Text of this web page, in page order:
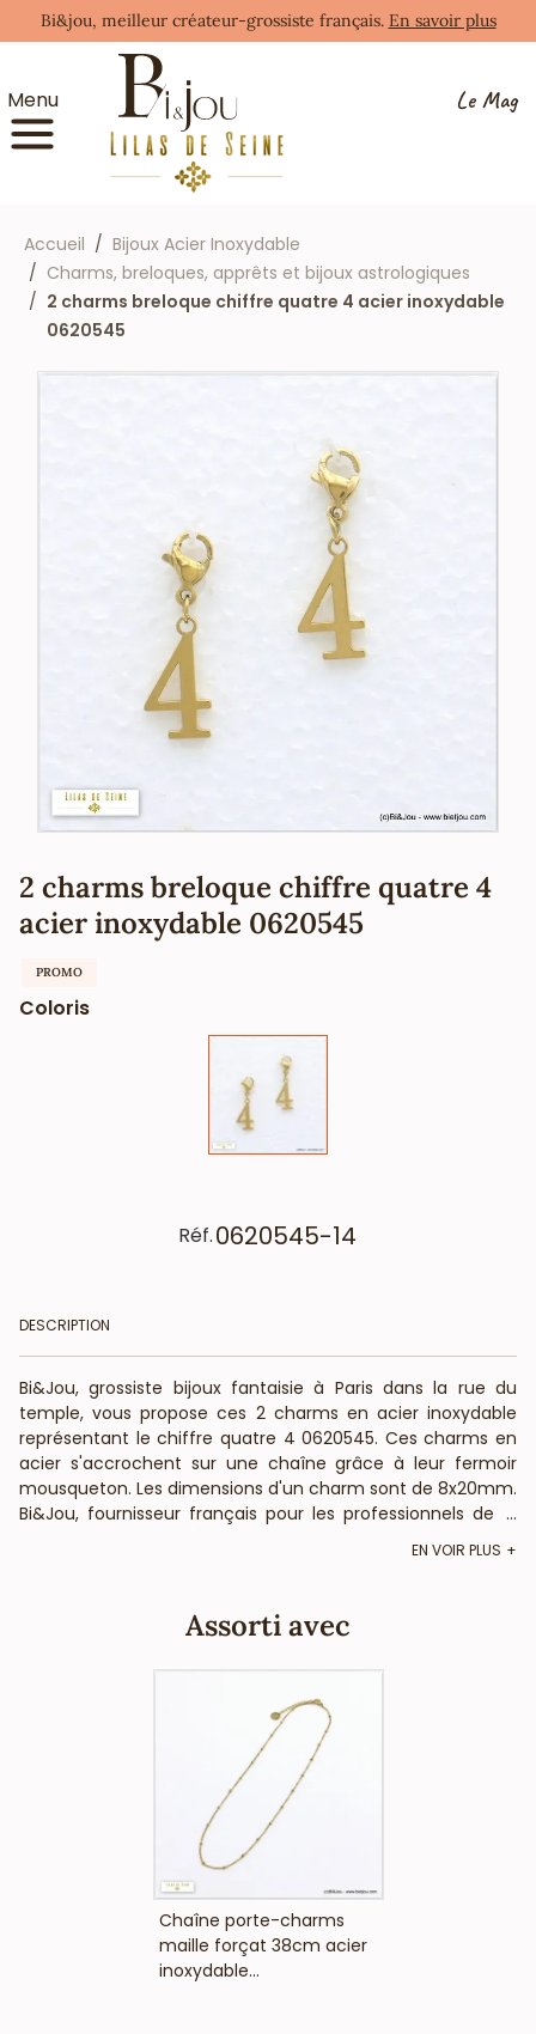
Bi&jou, meilleur créateur-grossiste français. En savoir plus
Menu Le Mag
Accueil
Bijoux Acier Inoxydable
Charms, breloques, apprêts et bijoux astrologiques
2 charms breloque chiffre quatre 4 acier inoxydable
0620545
2 charms breloque chiffre quatre 4
acier inoxydable 0620545
PROMO
Coloris
Réf.0620545-14
DESCRIPTION
Bi&Jou, grossiste bijoux fantaisie à Paris dans la rue du
temple, vous propose ces 2 charms en acier inoxydable
représentant le chiffre quatre 4 0620545. Ces charms en
acier s'accrochent sur une chaîne grâce à leur fermoir
mousqueton. Les dimensions d'un charm sont de 8x20mm.
Bi&Jou, fournisseur français pour les professionnels de la
ne contient pas de nickel, plomb ni cadmium et est anti-
...
EN VOIR PLUS
Assorti avec
VOIR LE PRIX
Chaîne porte-charms
maille forçat 38cm acier
inoxydable...